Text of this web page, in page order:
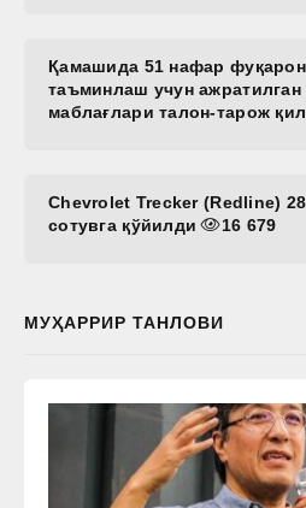
Қамашида 51 нафар
таъминлаш учун ажратилган
маблағлари талон-тарож
Chevrolet Trecker (Redline)
сотувга қўйилди
16 679
МУҲАРРИР ТАНЛОВИ